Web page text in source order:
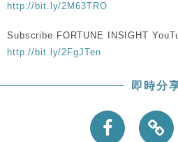
http://bit.ly/2M63TRO
Subscribe FORTUNE INSIGHT
http://bit.ly/2FgJTen
即時分